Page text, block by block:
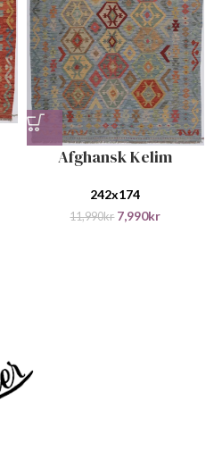
Afghansk Kelim
242x174
11,990kr 7,990kr